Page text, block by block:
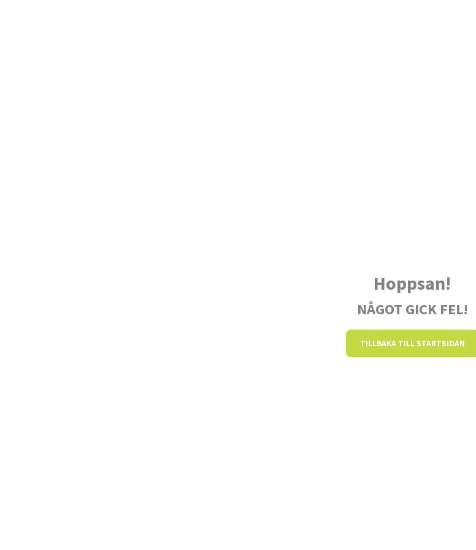
Hoppsan!
NÅGOT GICK FEL!
TILLBAKA TILL STARTSIDAN